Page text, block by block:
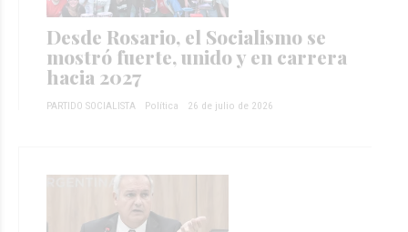
Desde Rosario, el Socialismo se
mostró fuerte, unido y en carrera
hacia 2027
PARTIDO SOCIALISTA Política 26 de julio de 2026